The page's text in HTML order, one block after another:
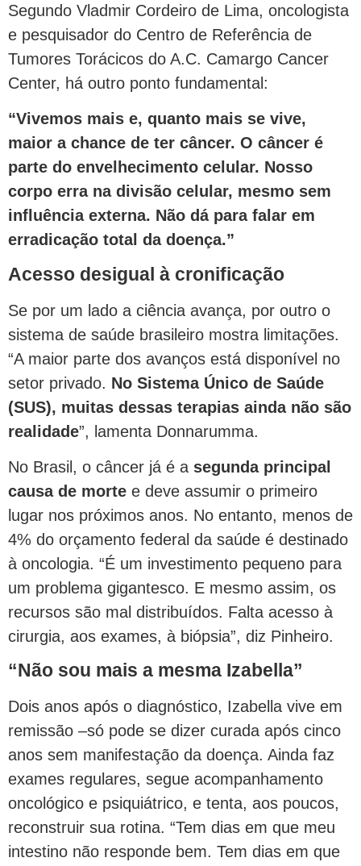
Segundo Vladmir Cordeiro de Lima, oncologista
e pesquisador do Centro de Referência de
Tumores Torácicos do A.C. Camargo Cancer
Center, há outro ponto fundamental:
“Vivemos mais e, quanto mais se vive,
maior a chance de ter câncer. O câncer é
parte do envelhecimento celular. Nosso
corpo erra na divisão celular, mesmo sem
influência externa. Não dá para falar em
erradicação total da doença.”
Acesso desigual à cronificação
Se por um lado a ciência avança, por outro o
sistema de saúde brasileiro mostra limitações.
“A maior parte dos avanços está disponível no
setor privado. No Sistema Único de Saúde
(SUS), muitas dessas terapias ainda não são
realidade”, lamenta Donnarumma.
No Brasil, o câncer já é a segunda principal
causa de morte e deve assumir o primeiro
lugar nos próximos anos. No entanto, menos de
4% do orçamento federal da saúde é destinado
à oncologia. “É um investimento pequeno para
um problema gigantesco. E mesmo assim, os
recursos são mal distribuídos. Falta acesso à
cirurgia, aos exames, à biópsia”, diz Pinheiro.
“Não sou mais a mesma Izabella”
Dois anos após o diagnóstico, Izabella vive em
remissão –só pode se dizer curada após cinco
anos sem manifestação da doença. Ainda faz
exames regulares, segue acompanhamento
oncológico e psiquiátrico, e tenta, aos poucos,
reconstruir sua rotina. “Tem dias em que meu
intestino não responde bem. Tem dias em que